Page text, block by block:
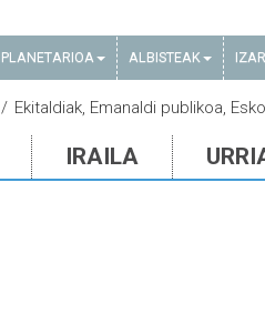
PLANETARIOA ALBISTEAK
Ekitaldiak, Emanaldi publikoa,
IRAILA